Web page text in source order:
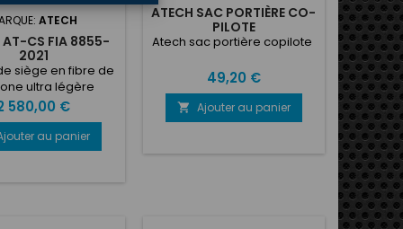
ATECH
AT-CS FIA 8855-
2021
siège en fibre de
ultra légère
garanti par l'unique
(Anatomic Shell
Appui-tête
d'un matériau
580,00 €
au panier
ATECH SAC PORTIÈRE CO-
PILOTE
Atech sac portière copilote
Prix
49,20 €
 Ajouter au panier